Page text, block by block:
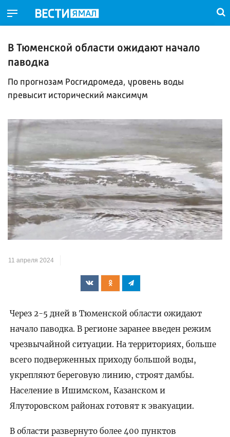
В Тюменской области ожидают начало
паводка
По прогнозам Росгидромеда, уровень воды
превысит исторический максимум
11 апреля 2024
Через 2-5 дней в Тюменской области ожидают
начало паводка. В регионе заранее введен режим
чрезвычайной ситуации. На территориях, больше
всего подверженных приходу большой воды,
укрепляют береговую линию, строят дамбы.
Население в Ишимском, Казанском и
Ялуторовском районах готовят к эвакуации.
В области развернуто более 400 пунктов